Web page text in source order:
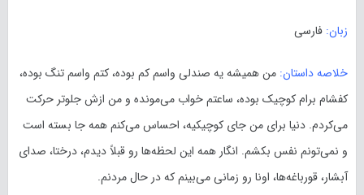
زبان: فارسی
خلاصه داستان: من همیشه یه صندلی واسم کم بوده، کتم واسم تنگ بوده،
کفشام برام کوچیک بوده، ساعتم خواب می‌مونده و من ازش جلوتر حرکت
می‌کردم. دنیا برای من جای کوچیکیه، احساس می‌کنم همه جا بسته است
و نمی‌تونم نفس بکشم. انگار همه این لحظه‌ها رو قبلاً دیدم، درختا، صدای
آبشار، قورباغه‌ها، اونا رو زمانی می‌بینم که در حال مردنم.